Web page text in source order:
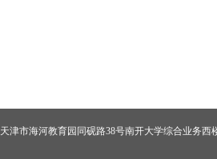
天津市海河教育园同砚路38号南开大学综合业务西